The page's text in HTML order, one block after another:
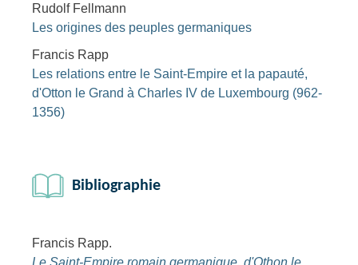
Rudolf Fellmann
Les origines des peuples germaniques
Francis Rapp
Les relations entre le Saint-Empire et la papauté,
d'Otton le Grand à Charles IV de Luxembourg (962-
1356)
Bibliographie
Francis Rapp.
Le Saint-Empire romain germanique, d'Othon le